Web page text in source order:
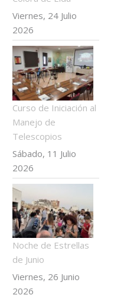
Viernes, 24 Julio
2026
Curso de Iniciación al
Manejo de
Telescopios
Sábado, 11 Julio
2026
Noche de Estrellas
de Junio
Viernes, 26 Junio
2026